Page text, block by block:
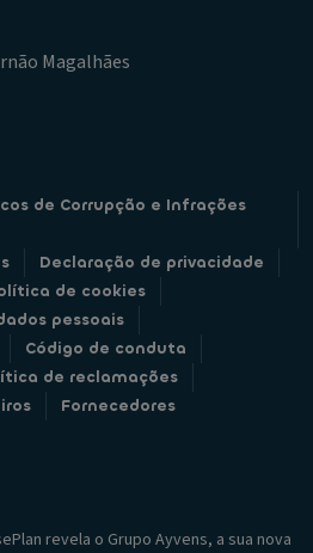
Magalhães
de Corrupção e Infrações
Declaração de privacidade
de cookies
pessoais
Código de conduta
de reclamações
Fornecedores
revela o Grupo Ayvens, a sua nova